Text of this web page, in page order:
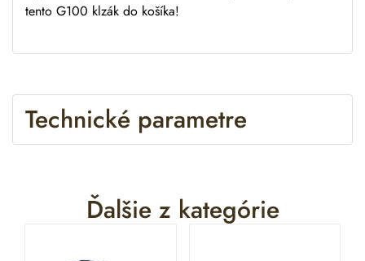
tento G100 klzák do košíka!
Technické parametre
Ďalšie z kategórie